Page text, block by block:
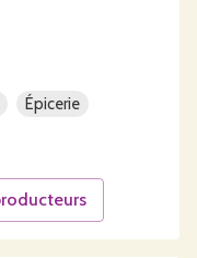
Épicerie